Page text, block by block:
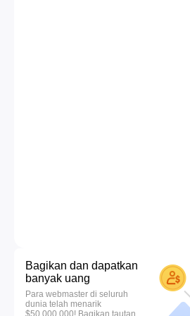
Bagikan dan dapatkan
banyak uang
Para webmaster di seluruh
dunia telah menarik
$50.000.000! Bagikan tautan